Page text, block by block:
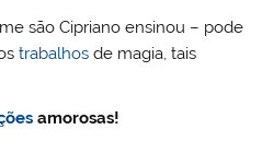
são Cipriano ensinou – pode
trabalhos de magia, tais
amorosas!